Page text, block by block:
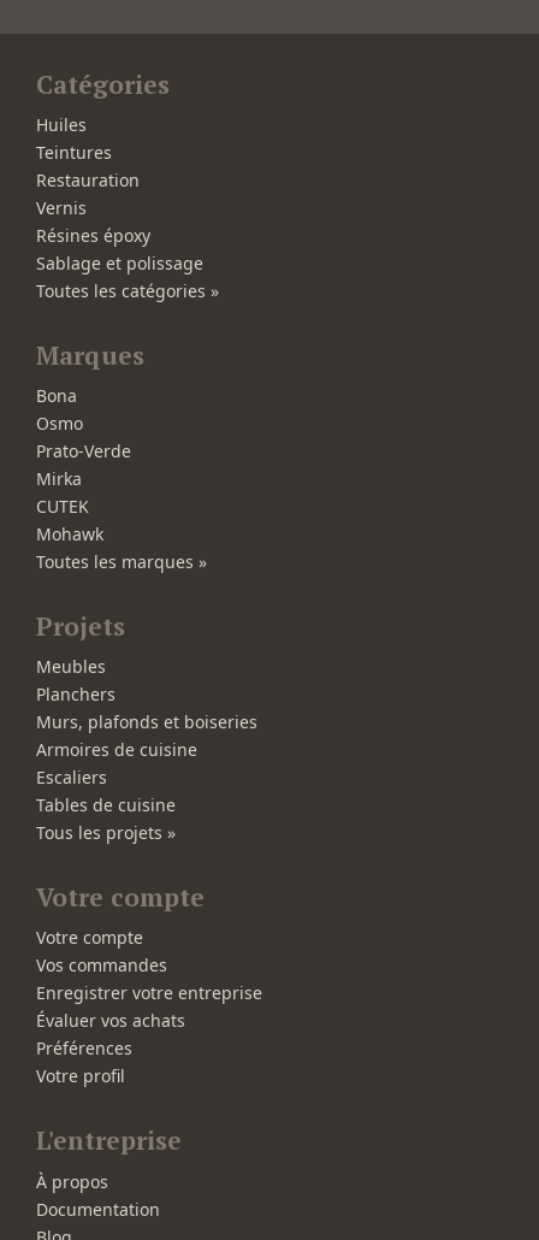
Catégories
Huiles
Teintures
Restauration
Vernis
Résines époxy
Sablage et polissage
Toutes les catégories »
Marques
Bona
Osmo
Prato-Verde
Mirka
CUTEK
Mohawk
Toutes les marques »
Projets
Meubles
Planchers
Murs, plafonds et boiseries
Armoires de cuisine
Escaliers
Tables de cuisine
Tous les projets »
Votre compte
Votre compte
Vos commandes
Enregistrer votre entreprise
Évaluer vos achats
Préférences
Votre profil
L'entreprise
À propos
Documentation